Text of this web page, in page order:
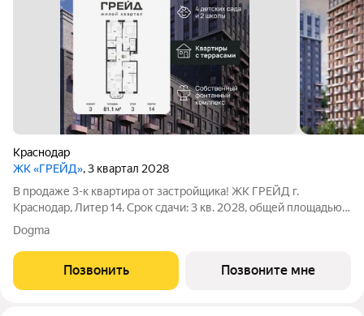
Краснодар
ЖК «ГРЕЙД», 3 квартал 2028
В продаже 3-к квартира от застройщика! ЖК ГРЕЙД г.
Краснодар, Литер 14. Срок сдачи: 3 кв. 2028, общей площадью
81.1 кв.м., на 3 этаже. ГРЕЙД от DOGMA: квартал бизнес-класса.
Никогда неоклассика не была представлена в краснодарской
архитектуре с таким
Dogma
Позвонить Позвоните мне